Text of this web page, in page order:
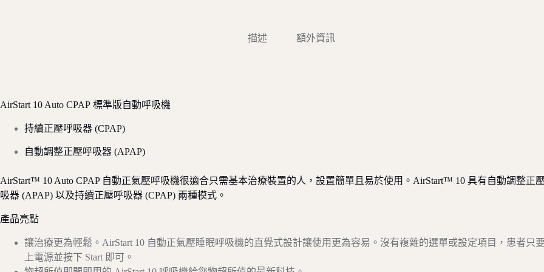
描述 額外資訊
AirStart 10 Auto CPAP 標準版自動呼吸機
持續正壓呼吸器 (CPAP)
自動調整正壓呼吸器 (APAP)
AirStart™ 10 Auto CPAP 自動正氣壓呼吸機很適合只需基本治療裝置的人，設置簡單且易於使用。AirStart™ 10 具有自動調整正
吸器 (APAP) 以及持續正壓呼吸器 (CPAP) 兩種模式。
產品亮點
讓治療更為輕鬆。AirStart 10 自動正氣壓睡眠呼吸機的直覺式設計讓使用更為容易。沒有複雜的選單或設定項目，患者只
上電源並按下 Start 即可。